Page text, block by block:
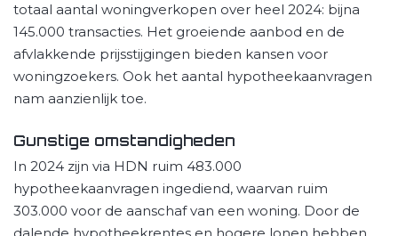
totaal aantal woningverkopen over heel 2024: bijna
145.000 transacties. Het groeiende aanbod en de
afvlakkende prijsstijgingen bieden kansen voor
woningzoekers. Ook het aantal hypotheekaanvragen
nam aanzienlijk toe.
Gunstige omstandigheden
In 2024 zijn via HDN ruim 483.000
hypotheekaanvragen ingediend, waarvan ruim
303.000 voor de aanschaf van een woning. Door de
dalende hypotheekrentes en hogere lonen hebben